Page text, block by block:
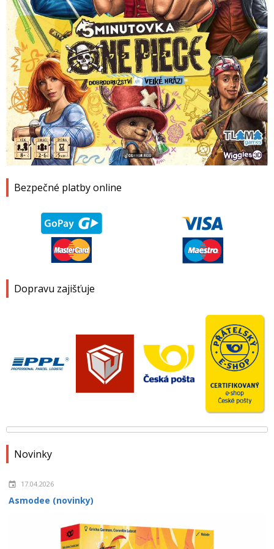
Bezpečné platby online
Dopravu zajišťuje
Novinky
17.04.2026
Asmodee (novinky)